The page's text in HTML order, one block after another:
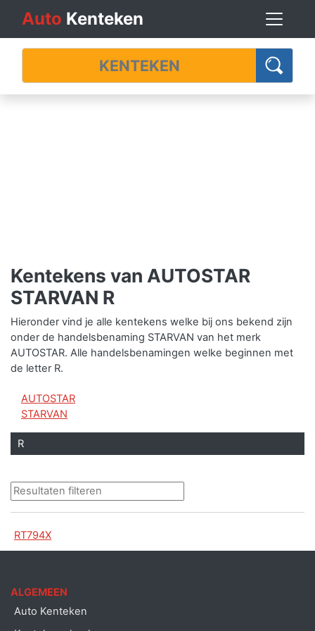
Auto Kenteken
Kentekens van AUTOSTAR
STARVAN R
Hieronder vind je alle kentekens welke bij ons bekend zijn
onder de handelsbenaming STARVAN van het merk
AUTOSTAR. Alle handelsbenamingen welke beginnen met
de letter R.
AUTOSTAR
STARVAN
R
RT794X
ALGEMEEN
Auto Kenteken